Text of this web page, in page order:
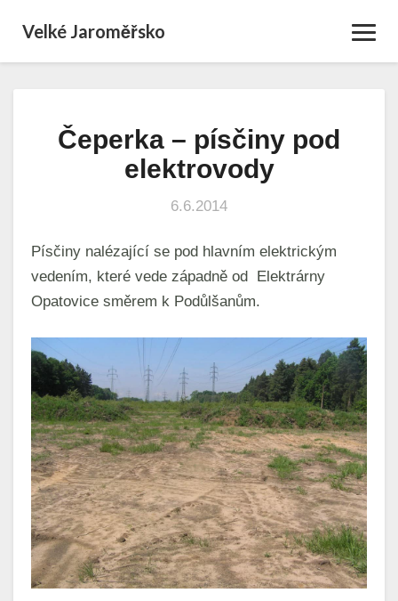
Velké Jaroměřsko
Čeperka
–
písčiny
elektrovody
Čeperka – písčiny pod
elektrovody
6.6.2014
Písčiny nalézající se pod hlavním elektrickým
vedením, které vede západně od Elektrárny
Opatovice směrem k Podůlšanům.